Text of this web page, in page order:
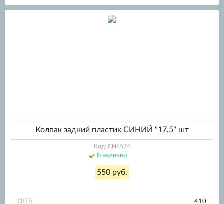
Колпак задний пластик СИНИЙ "17,5" шт
Код: CN6574
В наличии
550 руб.
ОПТ: 410